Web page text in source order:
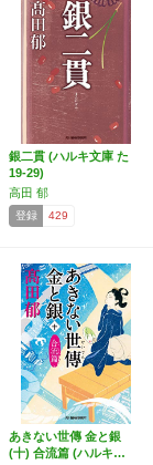
銀二貫 (ハルキ文庫 た
19-29)
高田 郁
登録 429
あきない世傳 金と銀
(十) 合流篇 (ハルキ…